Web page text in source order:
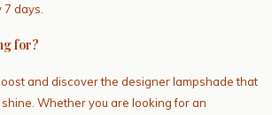
days.
for?
and discover the designer lampshade that
Whether you are looking for an